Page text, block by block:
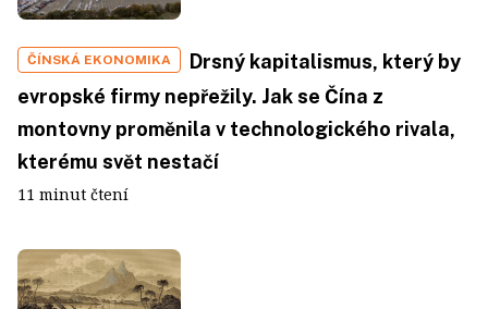
ČÍNSKÁ EKONOMIKA
Drsný kapitalismus, který by
evropské firmy nepřežily. Jak se Čína z
montovny proměnila v technologického rivala,
kterému svět nestačí
11 minut čtení